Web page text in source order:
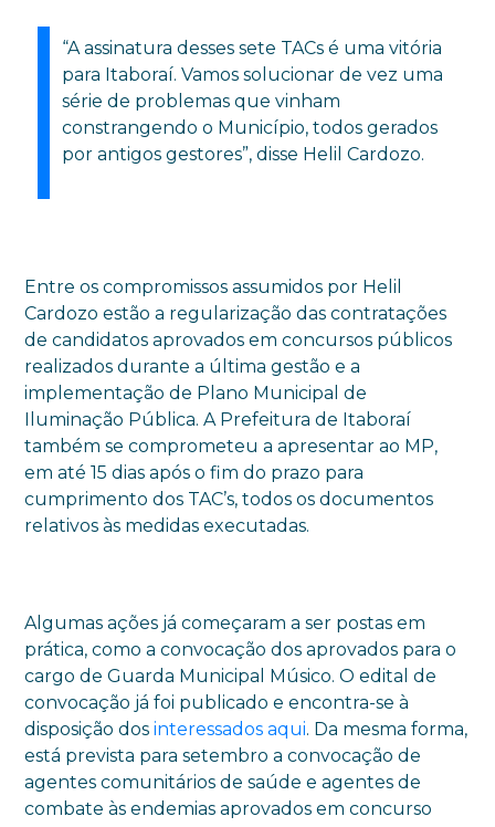
“A assinatura desses sete TACs é uma vitória
para Itaboraí. Vamos solucionar de vez uma
série de problemas que vinham
constrangendo o Município, todos gerados
por antigos gestores”, disse Helil Cardozo.
Entre os compromissos assumidos por Helil
Cardozo estão a regularização das contratações
de candidatos aprovados em concursos públicos
realizados durante a última gestão e a
implementação de Plano Municipal de
Iluminação Pública. A Prefeitura de Itaboraí
também se comprometeu a apresentar ao MP,
em até 15 dias após o fim do prazo para
cumprimento dos TAC’s, todos os documentos
relativos às medidas executadas.
Algumas ações já começaram a ser postas em
prática, como a convocação dos aprovados para o
cargo de Guarda Municipal Músico. O edital de
convocação já foi publicado e encontra-se à
disposição dosinteressados aqui. Da mesma forma,
está prevista para setembro a convocação de
agentes comunitários de saúde e agentes de
combate às endemias aprovados em concurso